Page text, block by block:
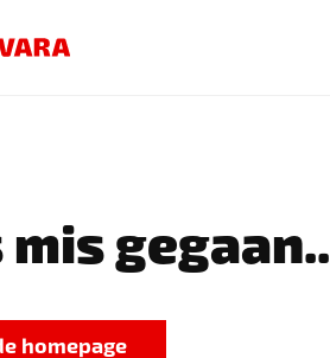
gegaan..
homepage